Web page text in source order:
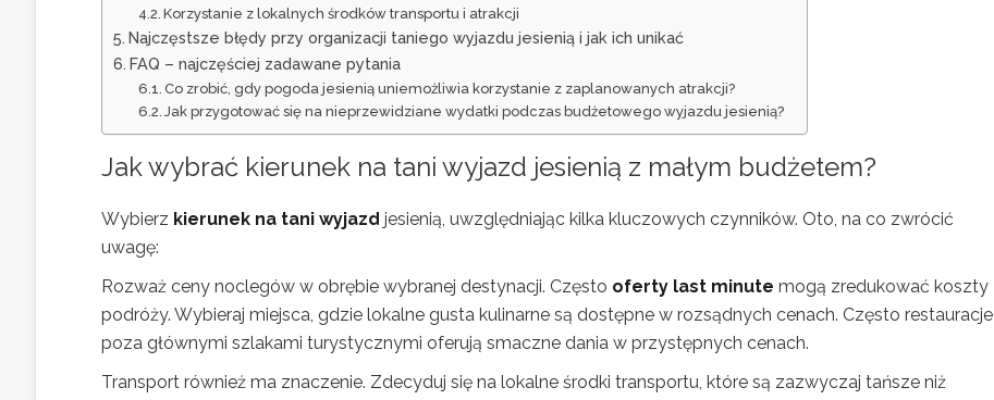
Korzystanie z lokalnych środków transportu i atrakcji
Najczęstsze błędy przy organizacji taniego wyjazdu jesienią i jak ich unikać
FAQ – najczęściej zadawane pytania
Co zrobić, gdy pogoda jesienią uniemożliwia korzystanie z zaplanowanych atrakcji?
Jak przygotować się na nieprzewidziane wydatki podczas budżetowego wyjazdu jesienią?
Jak wybrać kierunek na tani wyjazd jesienią z małym budżetem?
Wybierz kierunek na tani wyjazd jesienią, uwzględniając kilka kluczowych czynników. Oto, na co zwrócić
uwagę:
Rozważ ceny noclegów w obrębie wybranej destynacji. Często oferty last minute mogą zredukować koszty
podróży. Wybieraj miejsca, gdzie lokalne gusta kulinarne są dostępne w rozsądnych cenach. Często restauracje
poza głównymi szlakami turystycznymi oferują smaczne dania w przystępnych cenach.
Transport również ma znaczenie. Zdecyduj się na lokalne środki transportu, które są zazwyczaj tańsze niż